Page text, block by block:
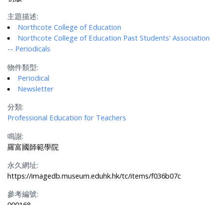
主題描述:
Northcote College of Education
Northcote College of Education Past Students' Association
-- Periodicals
物件類型:
Periodical
Newsletter
分類:
Professional Education for Teachers
鳴謝:
羅富國師範學院
永久網址:
https://imagedb.museum.eduhk.hk/tc/items/f036b07c
參考編號: